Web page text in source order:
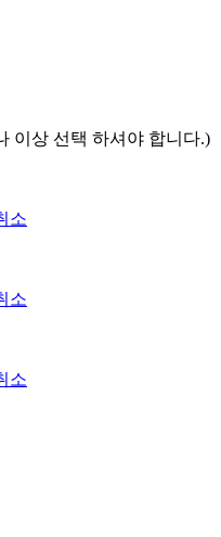
이상 선택 하셔야 합니다.)
소
소
소